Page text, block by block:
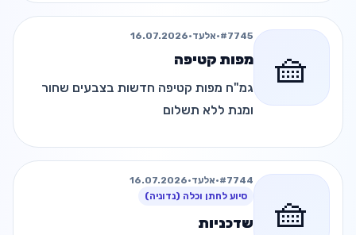
🧺
#7745
•אלעד•
16.07.2026
מפות קטיפה
גמ"ח מפות קטיפה חדשות בצבעים שחור
ומנת ללא תשלום
🧺
#7744
•אלעד•
16.07.2026
סיוע לחתן וכלה (נדוניה)
שדכניות